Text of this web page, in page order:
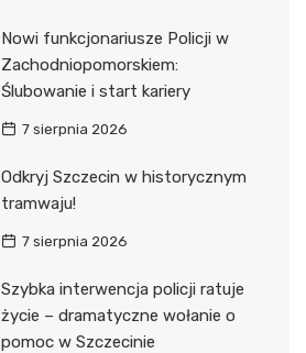
Nowi funkcjonariusze Policji w
Zachodniopomorskiem:
Ślubowanie i start kariery
7 sierpnia 2026
Odkryj Szczecin w historycznym
tramwaju!
7 sierpnia 2026
Szybka interwencja policji ratuje
życie – dramatyczne wołanie o
pomoc w Szczecinie